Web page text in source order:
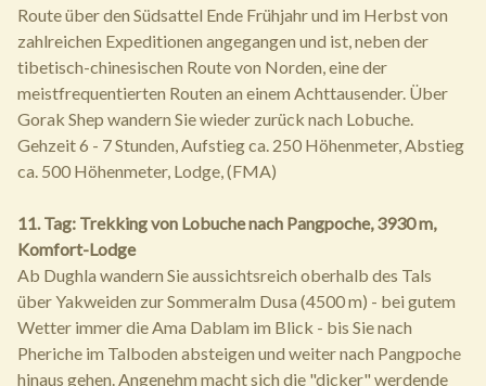
Route über den Südsattel Ende Frühjahr und im Herbst von
zahlreichen Expeditionen angegangen und ist, neben der
tibetisch-chinesischen Route von Norden, eine der
meistfrequentierten Routen an einem Achttausender. Über
Gorak Shep wandern Sie wieder zurück nach Lobuche.
Gehzeit 6 - 7 Stunden, Aufstieg ca. 250 Höhenmeter, Abstieg
ca. 500 Höhenmeter, Lodge, (FMA)
11. Tag: Trekking von Lobuche nach Pangpoche, 3930 m,
Komfort-Lodge
Ab Dughla wandern Sie aussichtsreich oberhalb des Tals
über Yakweiden zur Sommeralm Dusa (4500 m) - bei gutem
Wetter immer die Ama Dablam im Blick - bis Sie nach
Pheriche im Talboden absteigen und weiter nach Pangpoche
hinaus gehen. Angenehm macht sich die "dicker" werdende